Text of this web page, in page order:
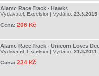
Alamo Race Track - Hawks
Vydavatel: Excelsior | Vydáno: 23.3.2015
Cena: 206 Kč
Alamo Race Track - Unicorn Loves
Vydavatel: Excelsior | Vydáno: 21.3.2011
Cena: 224 Kč